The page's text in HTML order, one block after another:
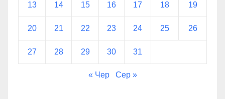
13 14 15 16 17 18 19
20 21 22 23 24 25 26
27 28 29 30 31
« Чер Сер »